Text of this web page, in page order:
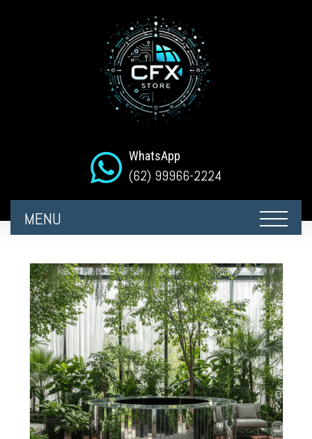
WhatsApp
(62) 99966-2224
MENU